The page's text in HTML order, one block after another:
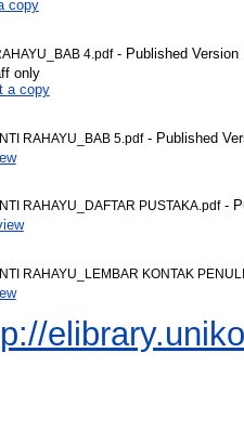
copy
4.pdf- Published Version
only
a copy
RAHAYU_BAB 5.pdf- Published
RAHAYU_DAFTAR PUSTAKA.pdf-
RAHAYU_LEMBAR KONTAK